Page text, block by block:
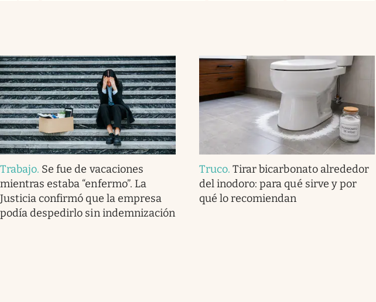
Trabajo. Se fue de vacaciones
mientras estaba “enfermo”. La
Justicia confirmó que la empresa
podía despedirlo sin indemnización
Truco.Tirar bicarbonato alrededor
del inodoro: para qué sirve y por
qué lo recomiendan